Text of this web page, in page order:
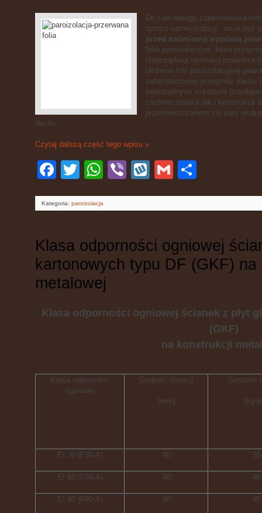
Do całkowitego zapewnienia
oprócz samej izolacji, musi być
przed nadmierną wymianą
folia paroizolacyjna, która
niepożądaną wymianą powietrza
ułożenie folii paroizolacyjnej
zabezpieczenie przegrody
ewentualnymi szkodami
zarówno izolacji jak i konstrukcji
przemieszczaniem się pary
dachu.
Czytaj dalszą część tego wpisu »
Facebook
Twitter WhatsApp
Viber WykopGmail
Kategoria: paroizolacja
Klasa odporności ogniowej
kartonowych typu DF (GKF)
metalowej
Klasa odporności ogniowej ścianek z płyt
(GKF)
na konstrukcji
Klasa odporności
ogniowej
Grubość izolacji
[mm]
Gęstość
[ kg/
EI 30 (F30-A) 40 30
E 60 (F60-A) 40 40
EI 90 (F90-A) 40 40